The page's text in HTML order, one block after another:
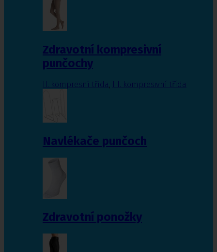
Zdravotní kompresivní
punčochy
II. kompresní třída III. kompresivní třída
Navlékače punčoch
Zdravotní ponožky